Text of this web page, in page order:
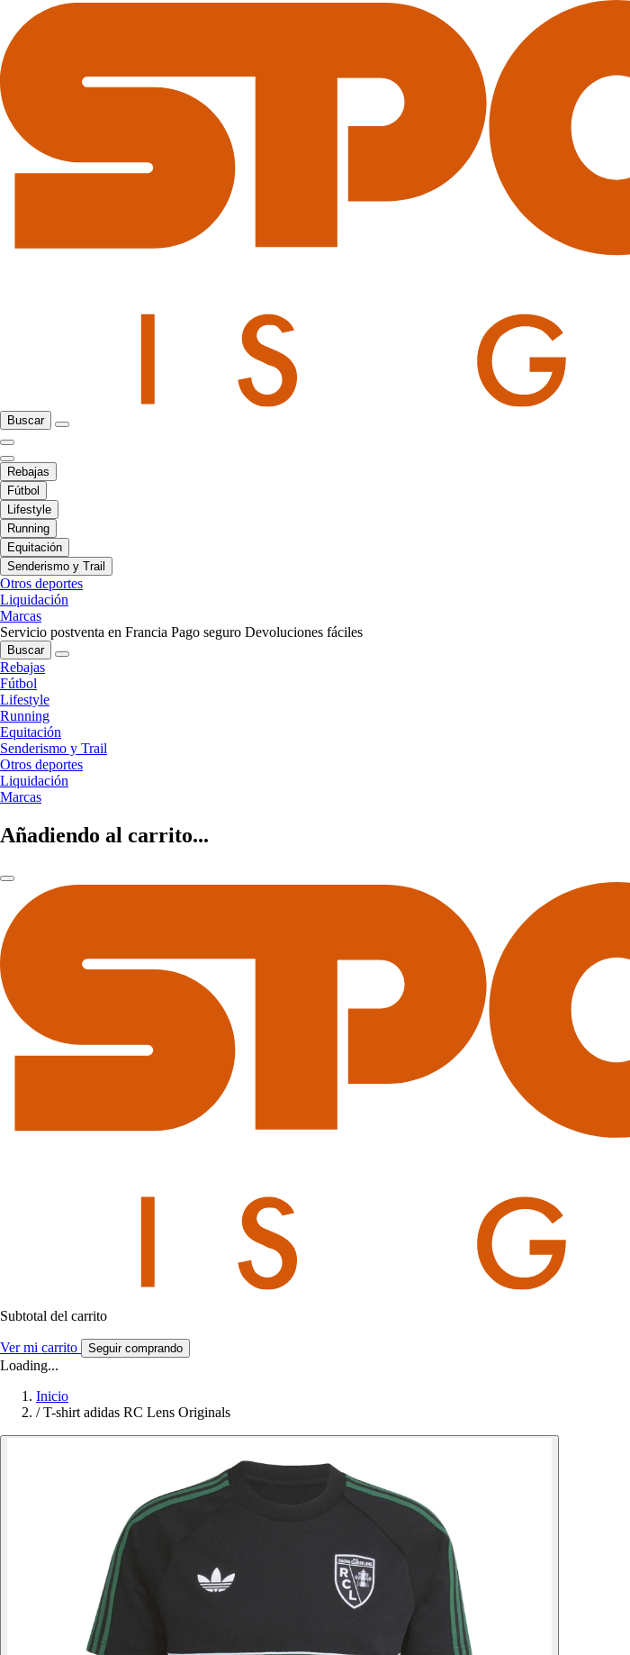
Buscar
Rebajas
Fútbol
Lifestyle
Running
Equitación
Senderismo y Trail
Otros deportes
Liquidación
Marcas
Servicio postventa en Francia Pago seguro Devoluciones fáciles
Buscar
Rebajas
Fútbol
Lifestyle
Running
Equitación
Senderismo y Trail
Otros deportes
Liquidación
Marcas
Añadiendo al carrito...
Subtotal del carrito
Ver mi carrito Seguir comprando
Loading...
Inicio
/ T-shirt adidas RC Lens Originals